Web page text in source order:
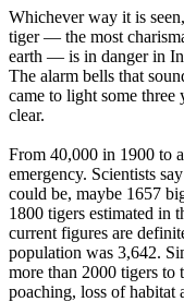
Whichever way it is
tiger — the most
earth — is in danger in
The alarm bells that
came to light some three
clear.
From 40,000 in 1900 to
emergency. Scientists
could be, maybe 1657
1800 tigers estimated in
current figures are
population was 3,642.
more than 2000 tigers to
poaching, loss of habitat